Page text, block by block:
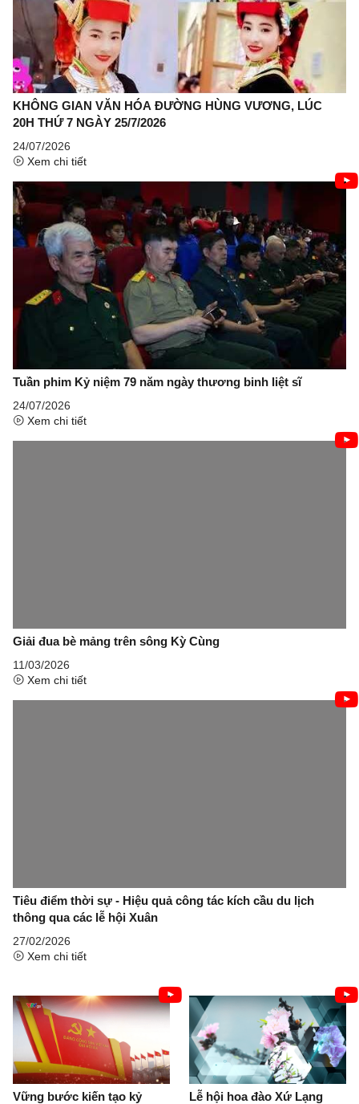
KHÔNG GIAN VĂN HÓA ĐƯỜNG HÙNG VƯƠNG, LÚC
20H THỨ 7 NGÀY 25/7/2026
24/07/2026
Xem chi tiết
Tuần phim Kỷ niệm 79 năm ngày thương binh liệt sĩ
24/07/2026
Xem chi tiết
Giải đua bè mảng trên sông Kỳ Cùng
11/03/2026
Xem chi tiết
Tiêu điểm thời sự - Hiệu quả công tác kích cầu du lịch
thông qua các lễ hội Xuân
27/02/2026
Xem chi tiết
Vững bước kiến tạo kỷ
Lễ hội hoa đào Xứ Lạng